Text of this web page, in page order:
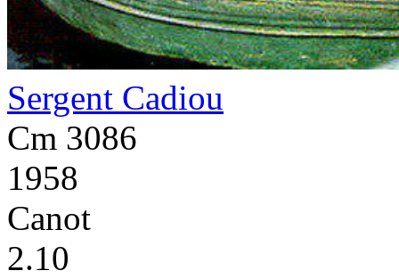
Sergent Cadiou
Cm 3086
1958
Canot
2.10